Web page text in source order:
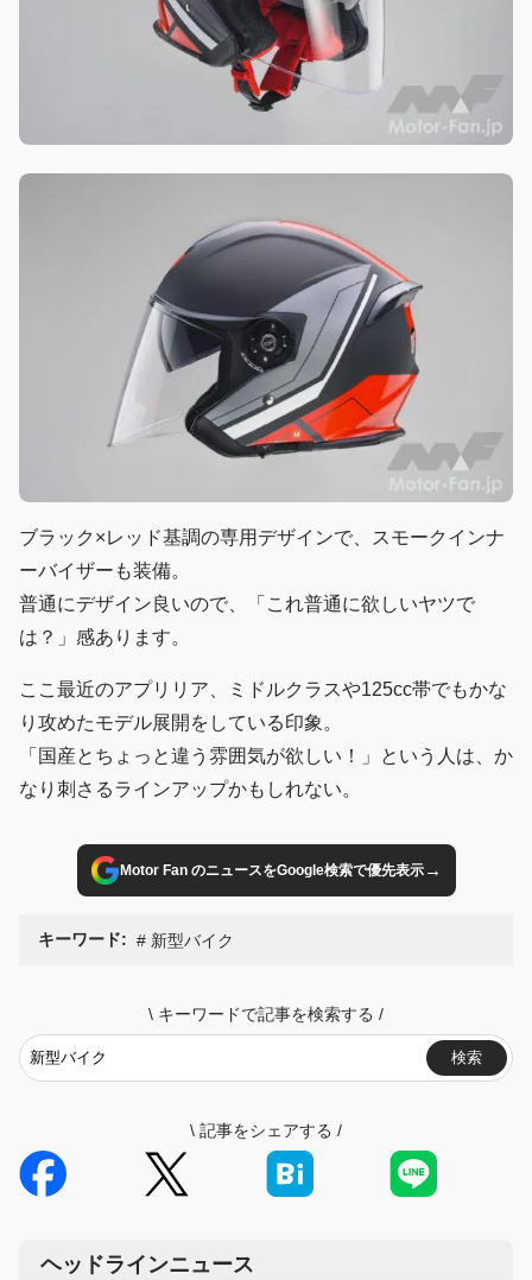
ブラック×レッド基調の専用デザインで、スモークインナ
ーバイザーも装備。
普通にデザイン良いので、「これ普通に欲しいヤツで
は？」感あります。
ここ最近のアプリリア、ミドルクラスや125cc帯でもかな
り攻めたモデル展開をしている印象。
「国産とちょっと違う雰囲気が欲しい！」という人は、か
なり刺さるラインアップかもしれない。
Motor Fan のニュースをGoogle検索で優先表示→
キーワード: 新型バイク
\ キーワードで記事を検索する /
検索
\ 記事をシェアする /
ヘッドラインニュース